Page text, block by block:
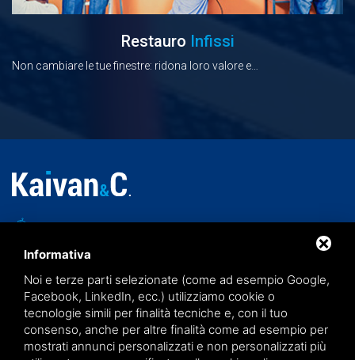
Restauro Infissi
Non cambiare le tue finestre: ridona loro valore e…
44048 Santa Maria Codifiume
p.iva 00704070382
+39 0532 85 73 45
info@kaivan.it
Informativa
Noi e terze parti selezionate (come ad esempio Google,
Facebook, LinkedIn, ecc.) utilizziamo cookie o
tecnologie simili per finalità tecniche e, con il tuo
consenso, anche per altre finalità come ad esempio per
mostrati annunci personalizzati e non personalizzati più